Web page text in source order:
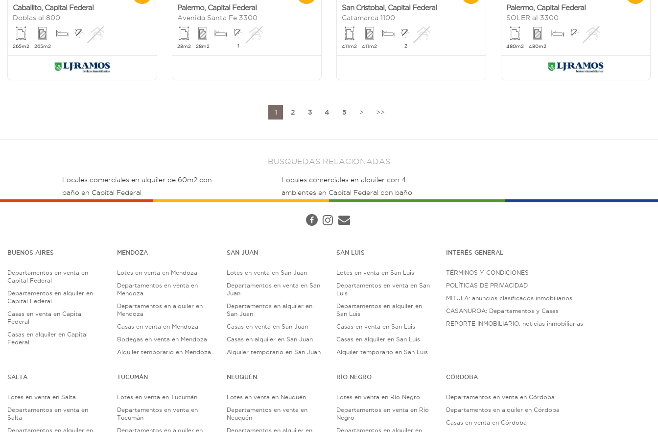
Caballito, Capital Federal
Doblas al 800
265m2 265m2
Palermo, Capital Federal
Avenida Santa Fe 3300
28m2 28m2 1
San Cristobal, Capital Federal
Catamarca 1100
411m2 411m2 2
Palermo, Capital Federal
SOLER al 3300
480m2 480m2
1 2 3 4 5 > >>
BUSQUEDAS RELACIONADAS
Locales comerciales en alquiler de 60m2 con
baño en Capital Federal
Locales comerciales en alquiler con 4
ambientes en Capital Federal con baño
BUENOS AIRES
Departamentos en venta en
Capital Federal
Departamentos en alquiler en
Capital Federal
Casas en venta en Capital
Federal
Casas en alquiler en Capital
Federal
MENDOZA
Lotes en venta en Mendoza
Departamentos en venta en
Mendoza
Departamentos en alquiler en
Mendoza
Casas en venta en Mendoza
Bodegas en venta en Mendoza
Alquiler temporario en Mendoza
SAN JUAN
Lotes en venta en San Juan
Departamentos en venta en San
Juan
Departamentos en alquiler en
San Juan
Casas en venta en San Juan
Casas en alquiler en San Juan
Alquiler temporario en San Juan
SAN LUIS
Lotes en venta en San Luis
Departamentos en venta en San
Luis
Departamentos en alquiler en
San Luis
Casas en venta en San Luis
Casas en alquiler en San Luis
Alquiler temporario en San Luis
INTERÉS GENERAL
TÉRMINOS Y CONDICIONES
POLÍTICAS DE PRIVACIDAD
MITULA: anuncios clasificados inmobiliarios
CASANUROA: Departamentos y Casas
REPORTE INMOBILIARIO: noticias inmobiliarias
SALTA
Lotes en venta en Salta
Departamentos en venta en
Salta
Departamentos en alquiler en
TUCUMÁN
Lotes en venta en Tucumán
Departamentos en venta en
Tucumán
Departamentos en alquiler en
NEUQUÉN
Lotes en venta en Neuquén
Departamentos en venta en
Neuquén
Departamentos en alquiler en
RÍO NEGRO
Lotes en venta en Río Negro
Departamentos en venta en Río
Negro
Departamentos en alquiler en
CÓRDOBA
Departamentos en venta en Córdoba
Departamentos en alquiler en Córdoba
Casas en venta en Córdoba